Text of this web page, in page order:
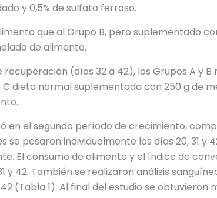
y 0,5% de sulfato ferroso.
que al Grupo B, pero suplementado
de alimento.
recuperación (días 32 a 42), los Grupos A y
dieta normal suplementada con 250 g de
en el segundo período de crecimiento,
se pesaron individualmente los días 20, 31 y
El consumo de alimento y el índice de
y 42. También se realizaron análisis
(Tabla 1). Al final del estudio se obtuvieron